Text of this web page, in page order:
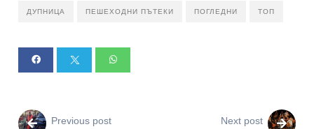
ДУПНИЦА ПЕШЕХОДНИ ПЪТЕКИ ПОГЛЕДНИ ТОП
Previous post Next post